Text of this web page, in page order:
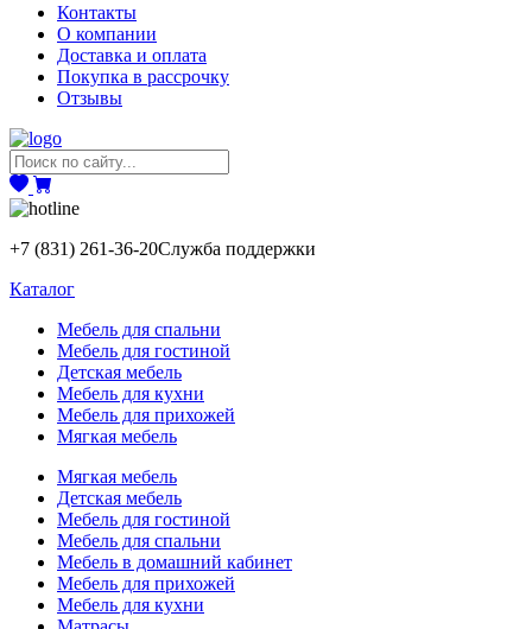
Контакты
О компании
Доставка и оплата
Покупка в рассрочку
Отзывы
+7 (831) 261-36-20Служба поддержки
Каталог
Мебель для спальни
Мебель для гостиной
Детская мебель
Мебель для кухни
Мебель для прихожей
Мягкая мебель
Мягкая мебель
Детская мебель
Мебель для гостиной
Мебель для спальни
Мебель в домашний кабинет
Мебель для прихожей
Мебель для кухни